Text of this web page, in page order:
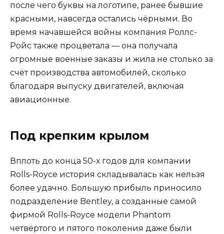
после чего буквы на логотипе, ранее бывшие
красными, навсегда остались чёрными. Во
время начавшейся войны компания Роллс-
Ройс также процветала — она получала
огромные военные заказы и жила не столько за
счёт производства автомобилей, сколько
благодаря выпуску двигателей, включая
авиационные.
Под крепким крылом
Вплоть до конца 50-х годов для компании
Rolls-Royce история складывалась как нельзя
более удачно. Большую прибыль приносило
подразделение Bentley, а созданные самой
фирмой Rolls-Royce модели Phantom
четвёртого и пятого поколения даже были